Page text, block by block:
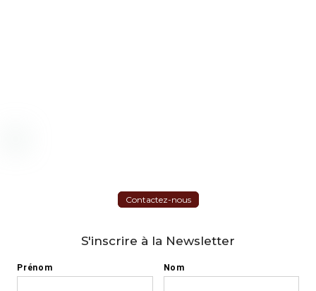
Contactez-nous
S'inscrire à la Newsletter